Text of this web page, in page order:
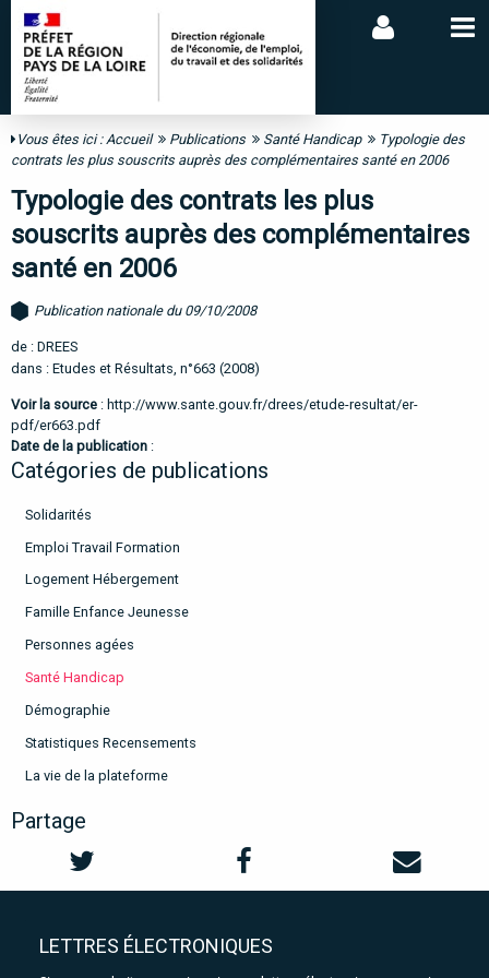
Vous êtes ici :Accueil Publications Santé Handicap
Typologie des
contrats les plus souscrits auprès des complémentaires santé en 2006
Typologie des contrats les plus
souscrits auprès des complémentaires
santé en 2006
Publication nationale du 09/10/2008
de : DREES
dans : Etudes et Résultats, n°663 (2008)
Voir la source : http://www.sante.gouv.fr/drees/etude-resultat/er-
pdf/er663.pdf
Date de la publication :
Catégories de publications
Solidarités
Emploi Travail Formation
Logement Hébergement
Famille Enfance Jeunesse
Personnes agées
Santé Handicap
Démographie
Statistiques Recensements
La vie de la plateforme
Partage
LETTRES ÉLECTRONIQUES